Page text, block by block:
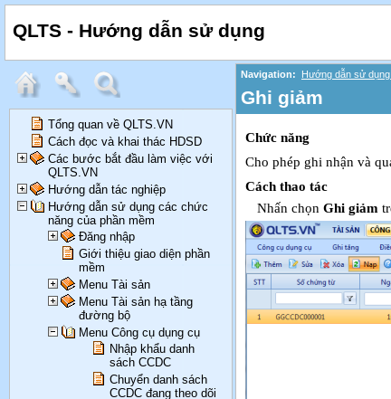
QLTS - Hướng dẫn sử dụng